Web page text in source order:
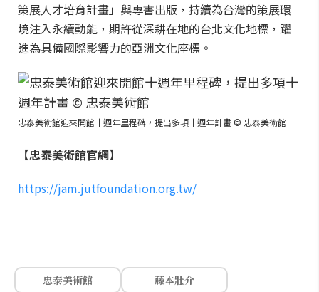
策展人才培育計畫」與專書出版，持續為台灣的策展環
境注入永續動能，期許從深耕在地的台北文化地標，躍
進為具備國際影響力的亞洲文化座標。
忠泰美術館迎來開館十週年里程碑，提出多項十週年計畫 © 忠泰美術館
【忠泰美術館官網】
https://jam.jutfoundation.org.tw/
忠泰美術館
藤本壯介